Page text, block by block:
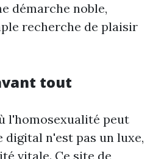
démarche noble,
recherche de plaisir
tout
l'homosexualité peut
digital n'est pas un luxe,
vitale. Ce site de